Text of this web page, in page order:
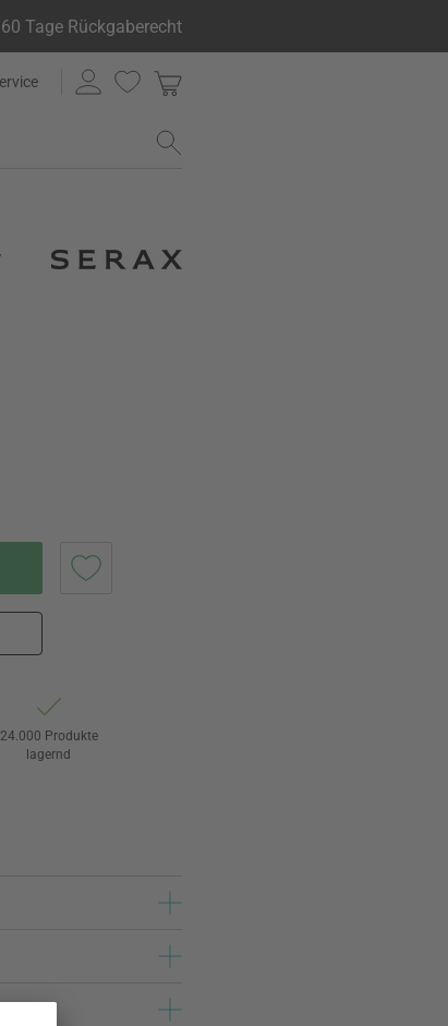
60 Tage Rückgaberecht
24.000 Produkte
lagernd